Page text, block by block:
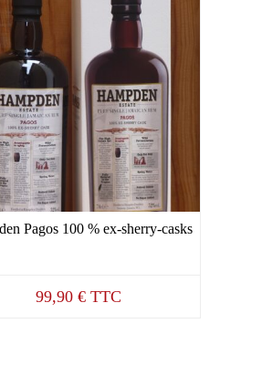
Pagos 100 % ex-sherry-casks
99,90 € TTC